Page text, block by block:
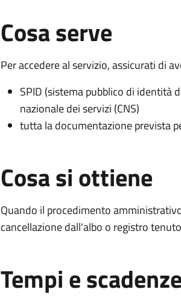
Cosa serve
Per accedere al servizio, assicurati di
SPID (sistema pubblico di identità
nazionale dei servizi (CNS)
tutta la documentazione prevista
Cosa si ottiene
Quando il procedimento
cancellazione dall'albo o registro
Tempi e scadenze